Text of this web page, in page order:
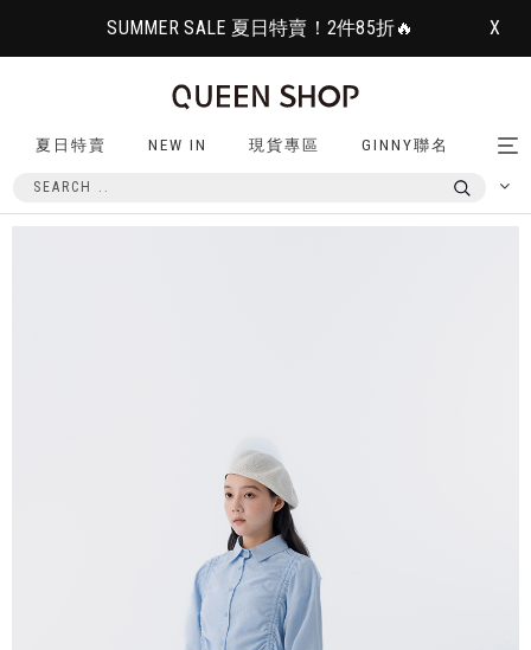
SUMMER SALE 夏日特賣！2件85折🔥 X
夏日特賣 NEW IN 現貨專區 GINNY聯名